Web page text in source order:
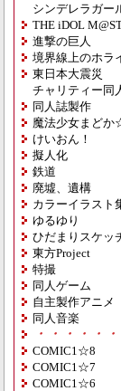
シンデレラガー
THE iDOL
進撃の巨人
境界線上のホラ
東日本大震災
チャリティー同
同人誌製作
魔法少女まどか
けいおん！
擬人化
鉄道
廃墟、遺構
カラーイラスト
ゆるゆり
ひだまりスケッ
東方Project
特撮
同人ゲーム
自主製作アニメ
同人音楽
・・・・・
COMIC1☆8
COMIC1☆7
COMIC1☆6